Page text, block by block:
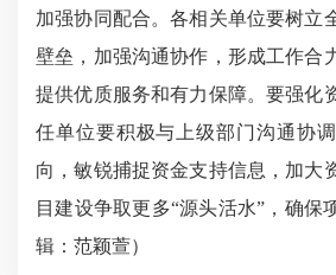
加强协同配合。各相关单位要树立
壁垒，加强沟通协作，形成工作合
提供优质服务和有力保障。要强化
任单位要积极与上级部门沟通协
向，敏锐捕捉资金支持信息，加大
目建设争取更多“源头活水”，确保
辑：范颖萱）